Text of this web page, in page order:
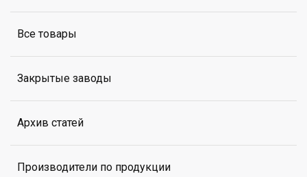
Все товары
Закрытые заводы
Архив статей
Производители по продукции